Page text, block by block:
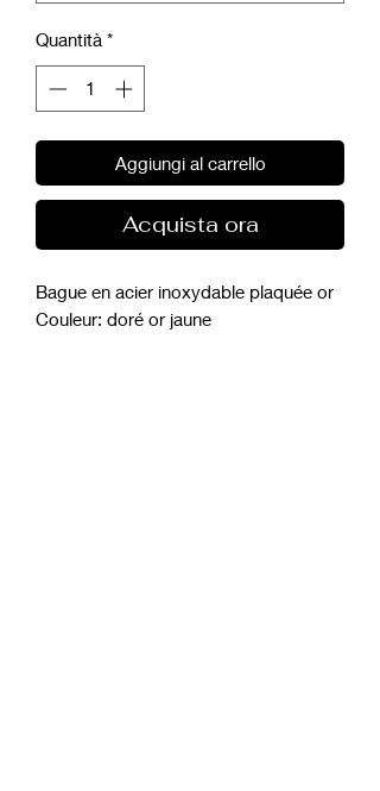
Quantità *
Aggiungi al carrello
Acquista ora
Bague en acier inoxydable plaquée or
Couleur: doré or jaune